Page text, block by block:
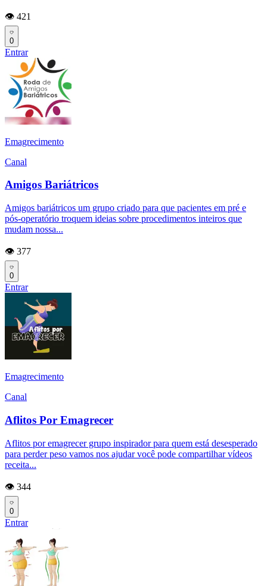
👁️ 421
0
Entrar
Emagrecimento
Canal
Amigos Bariátricos
Amigos bariátricos um grupo criado para que pacientes em pré e
pós-operatório troquem ideias sobre procedimentos inteiros que
mudam nossa...
👁️ 377
0
Entrar
Emagrecimento
Canal
Aflitos Por Emagrecer
Aflitos por emagrecer grupo inspirador para quem está desesperado
para perder peso vamos nos ajudar você pode compartilhar vídeos
receita...
👁️ 344
0
Entrar